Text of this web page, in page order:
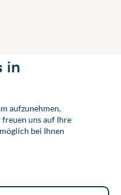
in
aufzunehmen,
uns auf Ihre
bei Ihnen